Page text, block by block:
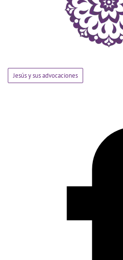
Jesús y sus advocaciones